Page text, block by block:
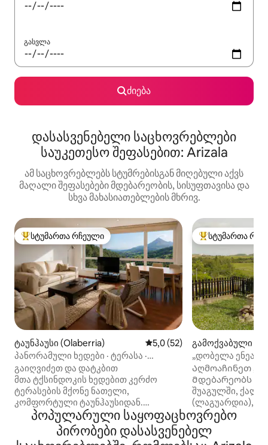
გასვლა
ძიება
დასასვენებელი საცხოვრებლები
საუკეთესო შეფასებით: Arizala
ამ საცხოვრებლებს სტუმრებისგან მიღებული აქვს
მაღალი შეფასებები მდებარეობის, სისუფთავისა და
სხვა მახასიათებლების მხრივ.
სტუმართა რჩეული მოწინავე ვარიანტი
სტუმართა რჩეული
ტაუნჰაუსი (Olaberria) საშუალო შეფასებაა 5‑დან
5,0 (52)
პანორამული ხედები · ტერასა ·
სან‑სებასტიანთან ახლოს
გაიღვიძეთ და დატკბით
მთა ტქსინდოკის ხედებით კერძო
ტერასების მქონე ნათელი,
კომფორტული ტაუნჰაუსიდან.
სან‑სებასტიანიდან სულ რაღაც
35 წუთის სავალზე მდებარე ეს ადგილი
იდეალურია ბუნების, დასვენების,
სტუმართა
სტუმართა
გამოქვაბული
„დობელა ენეა“
Აღმოაჩინეთ
Მდებარეობს
შუაგულში,
(ლაგუარდია),
ენეა“,
ადგილი 400
ისტორიით.
პოპულარული საყოფაცხოვრებო
პირობები დასასვენებელ